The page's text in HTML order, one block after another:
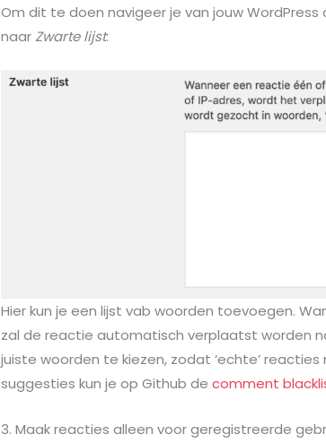
Om dit te doen navigeer je van jouw WordPress
naarZwarte lijst:
Hier kun je een lijst vab woorden toevoegen.
zal de reactie automatisch verplaatst worden
juiste woorden te kiezen, zodat ‘echte’
suggesties kun je op Github decomment
3. Maak reacties alleen voor geregistreerde